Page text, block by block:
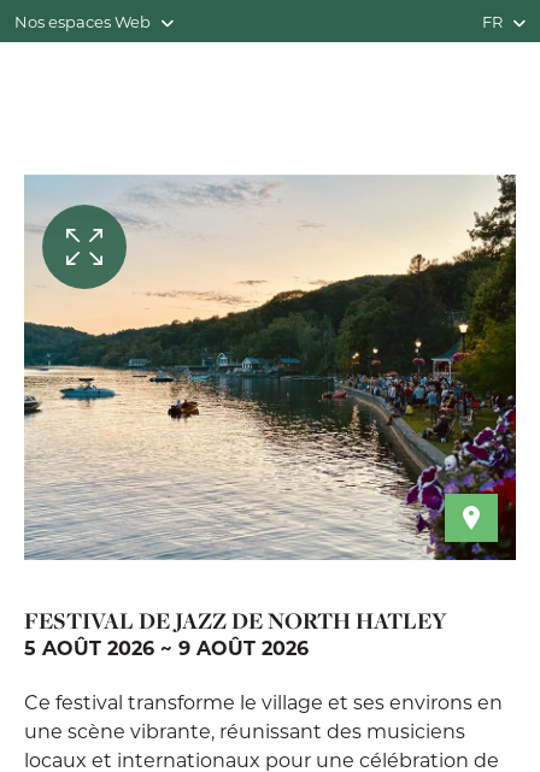
Nos espaces Web FR
FESTIVAL DE JAZZ DE NORTH HATLEY
5 AOÛT 2026 ~ 9 AOÛT 2026
Ce festival transforme le village et ses environs en
une scène vibrante, réunissant des musiciens
locaux et internationaux pour une célébration de